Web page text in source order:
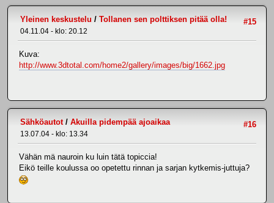
#15
Yleinen keskustelu / Tollanen sen polttiksen pitää olla!
04.11.04 - klo: 20.12
Kuva:
http://www.3dtotal.com/home2/gallery/images/big/1662.jpg
#16
Sähköautot/ Akuilla pidempää ajoaikaa
13.07.04 - klo: 13.34
Vähän mä nauroin ku luin tätä topiccia!
Eikö teille koulussa oo opetettu rinnan ja sarjan kytkemis-juttuja?